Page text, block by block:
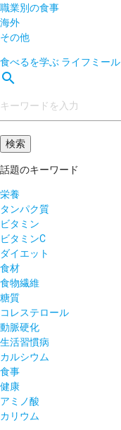
職業別の食事
海外
その他
食べるを学ぶ ライフミール
search
話題のキーワード
栄養
タンパク質
ビタミン
ビタミンC
ダイエット
食材
食物繊維
糖質
コレステロール
動脈硬化
生活習慣病
カルシウム
食事
健康
アミノ酸
カリウム